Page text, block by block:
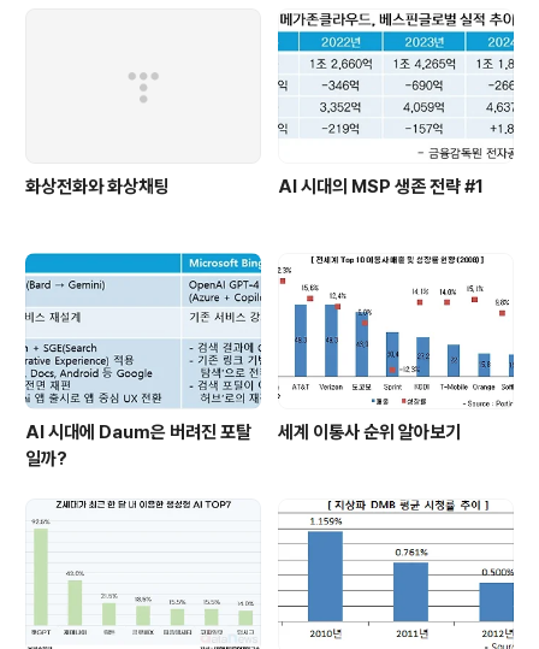
를 확대하고 있다.모바일 쇼핑에 관련해서 가격비교, 바코
드 스캔, 리뷰확인 등과 같은 다양한 활동이 있지만, 기본적
인 수익 구조가 구매에서 이루어진다. 그만큼 '구매'가 중요
화상전화와 화상채팅 AI 시대의 MSP 생존 전략 #1
AI 시대에 Daum은 버려진 포탈
일까?
세계 이통사 순위 알아보기